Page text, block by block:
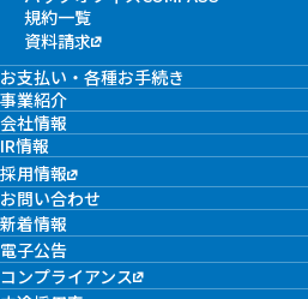
規約一覧
資料請求
お支払い・各種お手続き
事業紹介
会社情報
IR情報
採用情報
お問い合わせ
新着情報
電子公告
コンプライアンス